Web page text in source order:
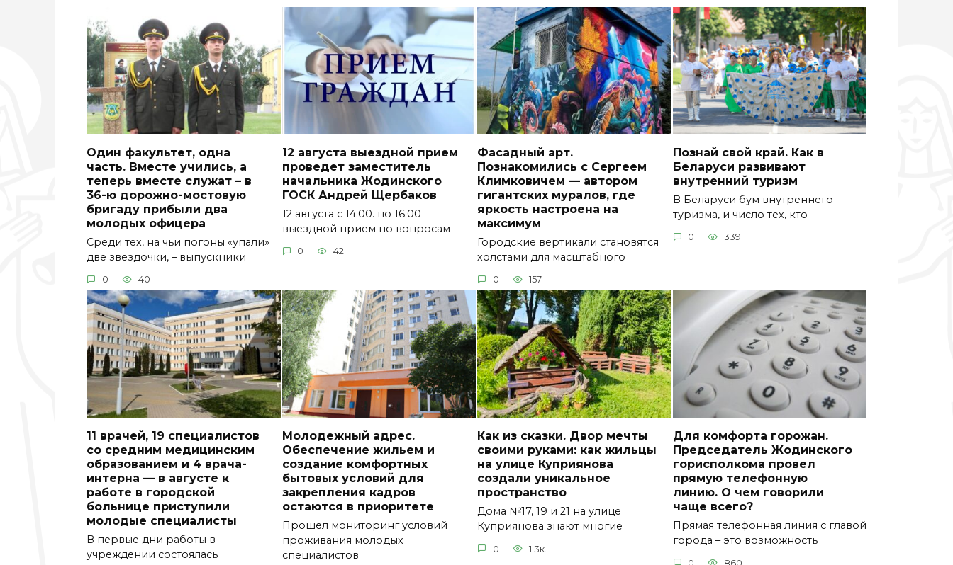
Один факультет, одна
часть. Вместе учились, а
теперь вместе служат – в
36-ю дорожно-мостовую
бригаду прибыли два
молодых офицера
Среди тех, на чьи погоны «упали»
две звездочки, – выпускники
0 40
12 августа выездной прием
проведет заместитель
начальника Жодинского
ГОСК Андрей Щербаков
12 августа с 14.00. по 16.00
выездной прием по вопросам
0 42
Фасадный арт.
Познакомились с Сергеем
Климковичем — автором
гигантских муралов, где
яркость настроена на
максимум
Городские вертикали становятся
холстами для масштабного
0 157
Познай свой край. Как в
Беларуси развивают
внутренний туризм
В Беларуси бум внутреннего
туризма, и число тех, кто
0 339
11 врачей, 19 специалистов
со средним медицинским
образованием и 4 врача-
интерна — в августе к
работе в городской
больнице приступили
молодые специалисты
В первые дни работы в
учреждении состоялась
Молодежный адрес.
Обеспечение жильем и
создание комфортных
бытовых условий для
закрепления кадров
остаются в приоритете
Прошел мониторинг условий
проживания молодых
специалистов
Как из сказки. Двор мечты
своими руками: как жильцы
на улице Куприянова
создали уникальное
пространство
Дома №17, 19 и 21 на улице
Куприянова знают многие
0 1.3к.
Для комфорта горожан.
Председатель Жодинского
горисполкома провел
прямую телефонную
линию. О чем говорили
чаще всего?
Прямая телефонная линия с главой
города – это возможность